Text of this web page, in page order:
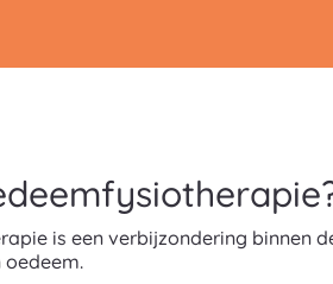
is een verbijzondering binnen
oedeem.